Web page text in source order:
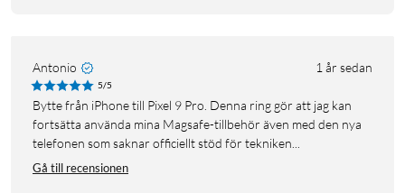
Antonio 1 år sedan
5/5
Bytte från iPhone till Pixel 9 Pro. Denna ring gör att jag kan
fortsätta använda mina Magsafe-tillbehör även med den nya
telefonen som saknar officiellt stöd för tekniken...
Gå till recensionen